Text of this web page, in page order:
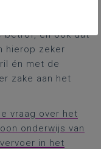
betrof, en ook dat
hierop zeker
én met de
zake aan het
vraag over het
onderwijs van
in het